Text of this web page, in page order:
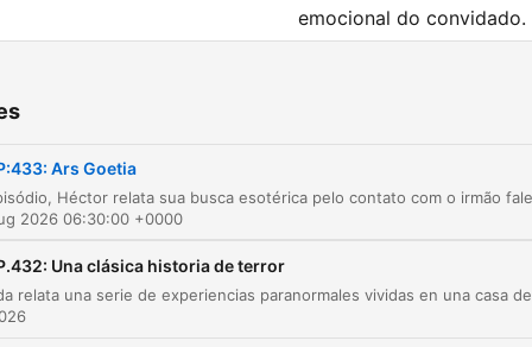
emocional do convidado.
00:05:06 O Relato de Héctor
Namorada
00:35:34 O Retorno aos Rituais e o Contato com o
Ars Goetia
2026 06:30:00 +0000
Una clásica historia de terror